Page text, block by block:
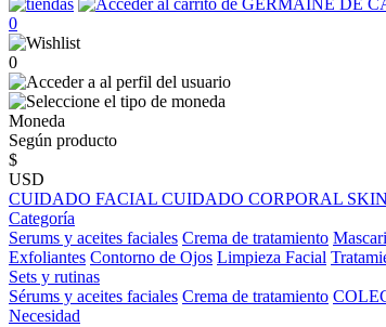
0
0
Moneda
Según producto
$
USD
CUIDADO FACIAL CUIDADO CORPORAL
Categoría
Serums y aceites faciales Crema de tratamiento
Exfoliantes Contorno de Ojos Limpieza Facial
Sets y rutinas
Sérums y aceites faciales Crema de tratamiento
Necesidad